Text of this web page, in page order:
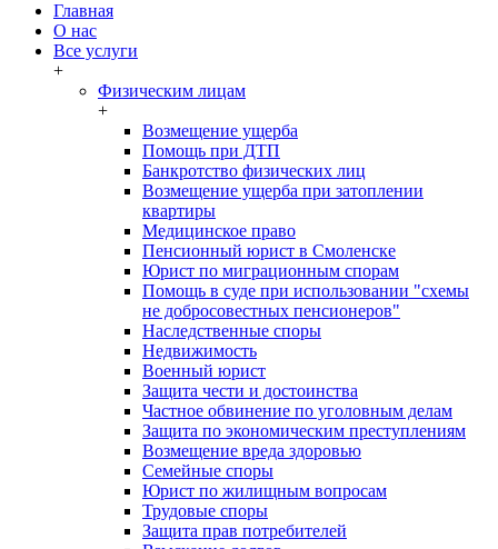
Главная
О нас
Все услуги
+
Физическим лицам
+
Возмещение ущерба
Помощь при ДТП
Банкротство физических лиц
Возмещение ущерба при затоплении
квартиры
Медицинское право
Пенсионный юрист в Смоленске
Юрист по миграционным спорам
Помощь в суде при использовании "схемы
не добросовестных пенсионеров"
Наследственные споры
Недвижимость
Военный юрист
Защита чести и достоинства
Частное обвинение по уголовным делам
Защита по экономическим преступлениям
Возмещение вреда здоровью
Семейные споры
Юрист по жилищным вопросам
Трудовые споры
Защита прав потребителей